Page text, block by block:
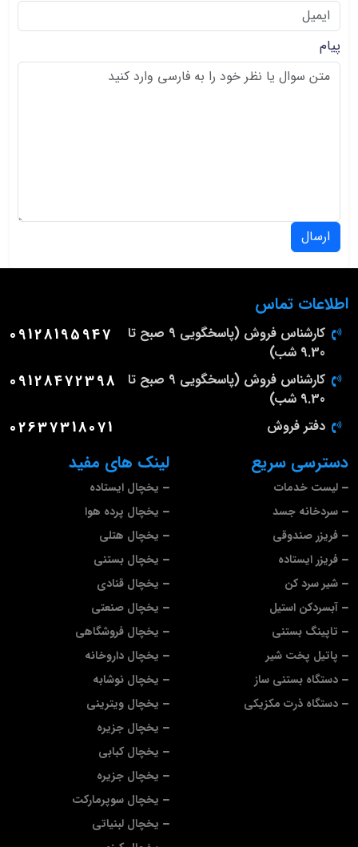
پیام
ارسال
لینک های مفید
یخچال ایستاده
یخچال پرده هوا
یخچال هتلی
یخچال بستنی
یخچال قنادی
یخچال صنعتی
یخچال فروشگاهی
یخچال داروخانه
یخچال نوشابه
یخچال ویترینی
یخچال جزیره
یخچال کبابی
یخچال جزیره
یخچال سوپرمارکت
یخچال لبنیاتی
دسترسی سریع
لیست خدمات
سردخانه جسد
فریزر صندوقی
فریزر ایستاده
شیر سرد کن
آبسردکن استیل
تاپینگ بستنی
پاتیل پخت شیر
دستگاه بستنی ساز
دستگاه ذرت مکزیکی
اطلاعات تماس
کارشناس فروش (پاسخگویی 9 صبح تا
9.30 شب)
09128195947
کارشناس فروش (پاسخگویی 9 صبح تا
9.30 شب)
09128472398
دفتر فروش 02637318071